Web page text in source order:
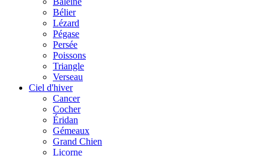
Bélier
Lézard
Pégase
Persée
Poissons
Triangle
Verseau
Ciel d'hiver
Cancer
Cocher
Éridan
Gémeaux
Grand Chien
Licorne